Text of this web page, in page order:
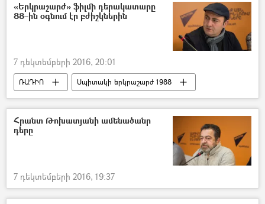
«Երկրաշարժ» ֆիլմի դերակատարը
88–ին օգնում էր բժիշկներին
7 դեկտեմբերի 2016, 20:01
ՌԱԴԻՈ Սպիտակի երկրաշարժ 1988
Հրանտ Թոխատյանի ամենածանր
դերը
7 դեկտեմբերի 2016, 19:37